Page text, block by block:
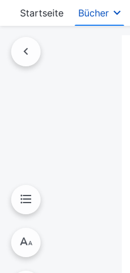
Startseite Bücher